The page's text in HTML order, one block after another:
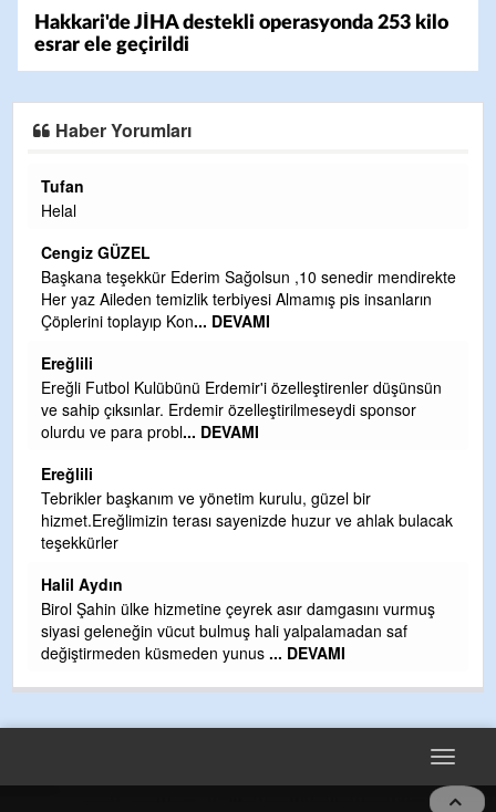
Hakkari'de JİHA destekli operasyonda 253 kilo
esrar ele geçirildi
Haber Yorumları
,10 senedir mendirekte
Almamış pis insanların
özelleştirenler düşünsün
sponsor
kurulu, güzel bir
huzur ve ahlak bulacak
asır damgasını vurmuş
yalpalamadan saf
... DEVAMI
CEVDET YILMAZ
GULDERE DERE ÇALIŞMALARI,
TARAFINDAN BAŞLATILDI,
Şaban yavuz
Mekanı cennet olsun kederli ailesine
Sebahattin özarslan
Günaydın hayırlı sabahlar dilerim